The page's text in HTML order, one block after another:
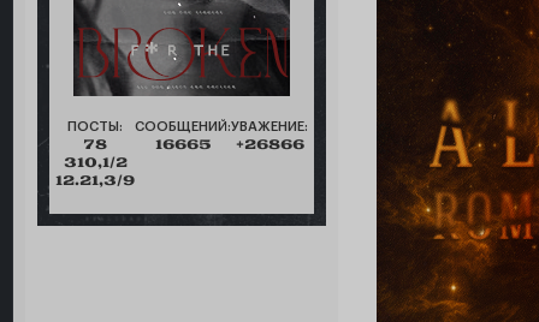
ПОСТЫ:
78
310,1/2
12.21,3/9
СООБЩЕНИЙ:
16665
УВАЖЕНИЕ:
+26866